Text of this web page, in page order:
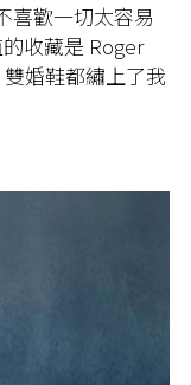
喜歡一切太容易
收藏是 Roger
雙婚鞋都繡上了我